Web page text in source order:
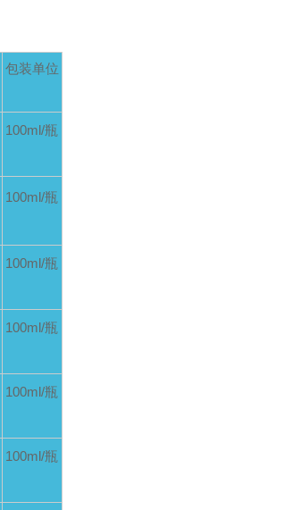
包装单位
100ml/瓶
100ml/瓶
100ml/瓶
100ml/瓶
100ml/瓶
100ml/瓶